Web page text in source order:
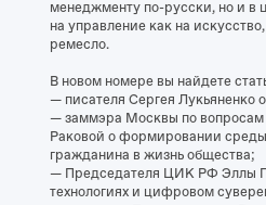
технологиях и цифровом суверенитете России;
прогрессора»
и многие другие статьи.
СКАЧАТЬ БЛОКНОТ
ОФОРМИТЬ ПОДПИСКУ